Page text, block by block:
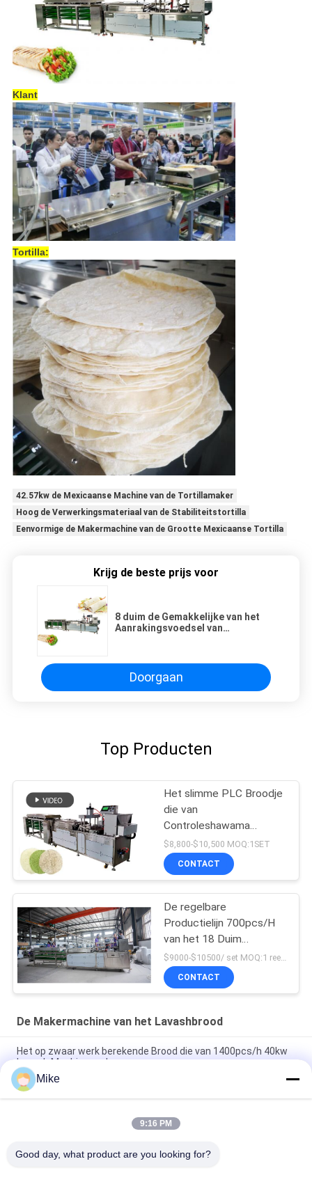
Klant
Tortilla:
42.57kw de Mexicaanse Machine van de Tortillamaker
Hoog de Verwerkingsmateriaal van de Stabiliteitstortilla
Eenvormige de Makermachine van de Grootte Mexicaanse Tortilla
Krijg de beste prijs voor
8 duim de Gemakkelijke van het
Aanrakingsvoedsel van
Doorgaan
Top Producten
Het slimme PLC Broodje
die van
Controleshawama
Machinetortilla maken die
Machine maken
$8,800-$10,500 MOQ:1SET
CONTACT
De regelbare
Productielijn 700pcs/H
van het 18 Duim
Arabische Brood
$9000-$10500/ set MOQ:1 reeks
CONTACT
De Makermachine van het Lavashbrood
Het op zwaar werk berekende Brood die van 1400pcs/h 40kw
Lavash Machine maken
Industriële Tortilla die de Chapatiproductielijn maken van
Machineroti
3600 PCs/Uur Automatische Chapati die Materiaal met Touch
Mike
9:16 PM
Good day, what product are you looking for?